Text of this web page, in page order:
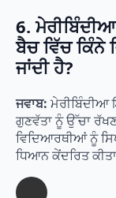
6.
ਬੈਚ ਵਿੱਚ ਕਿੰਨੇ
ਜਾਂਦੀ ਹੈ?
ਜਵਾਬ: ਮੇਰੀਬਿੰਦੀਆ
ਗੁਣਵੱਤਾ ਨੂੰ ਉੱਚਾ
ਵਿਦਿਆਰਥੀਆਂ ਨੂੰ
ਧਿਆਨ ਕੇਂਦਰਿਤ